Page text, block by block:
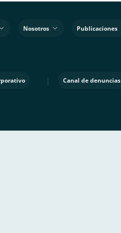
Nosotros Publicaciones
| Canal de denuncias